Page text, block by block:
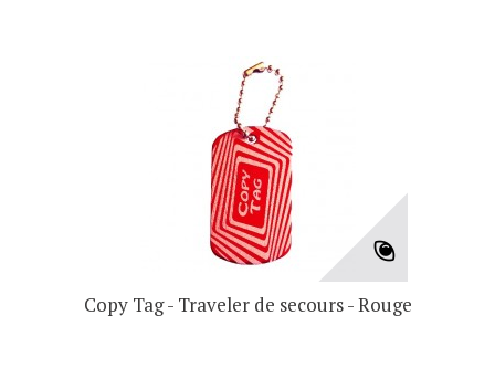
Copy Tag - Traveler de secours - Rouge